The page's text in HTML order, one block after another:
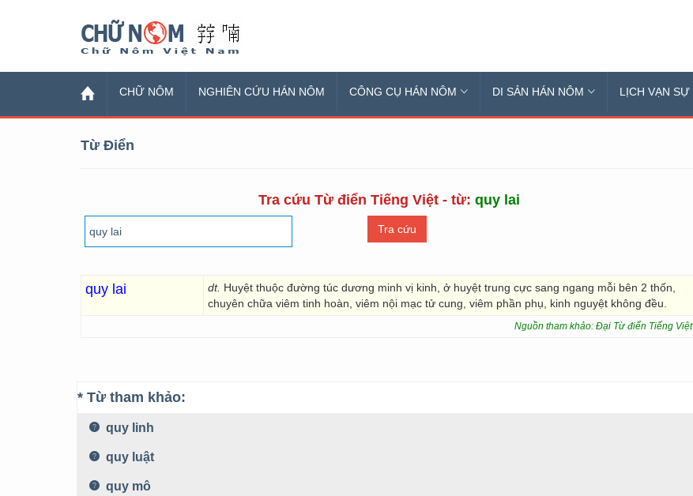
CHỮ NÔM NGHIÊN CỨU HÁN NÔM CÔNG CỤ HÁN NÔM DI SẢN HÁN NÔM LỊCH VẠN SỰ
Từ Điển
Tra cứu Từ điển Tiếng Việt - từ: quy lai
quy lai dt. Huyệt thuộc đường túc dương minh vị kinh, ở huyệt trung cực sang ngang mỗi bên 2 thốn,
chuyên chữa viêm tinh hoàn, viêm nội mạc tử cung, viêm phần phụ, kinh nguyệt không đều.
Nguồn tham khảo: Đại Từ điển Tiếng Việt
* Từ tham khảo:
quy linh
quy luật
quy mô